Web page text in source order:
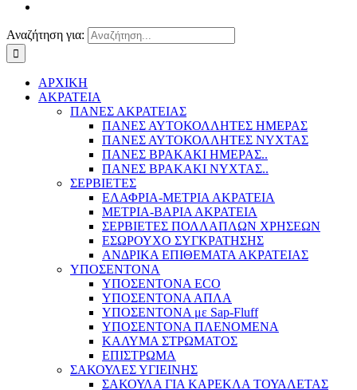
Αναζήτηση για:
ΑΡΧΙΚΗ
ΑΚΡΑΤΕΙΑ
ΠΑΝΕΣ ΑΚΡΑΤΕΙΑΣ
ΠΑΝΕΣ ΑΥΤΟΚΟΛΛΗΤΕΣ ΗΜΕΡΑΣ
ΠΑΝΕΣ ΑΥΤΟΚΟΛΛΗΤΕΣ ΝΥΧΤΑΣ
ΠΑΝΕΣ ΒΡΑΚΑΚΙ ΗΜΕΡΑΣ..
ΠΑΝΕΣ ΒΡΑΚΑΚΙ ΝΥΧΤΑΣ..
ΣΕΡΒΙΕΤΕΣ
ΕΛΑΦΡΙΑ-ΜΕΤΡΙΑ ΑΚΡΑΤΕΙΑ
ΜΕΤΡΙΑ-ΒΑΡΙΑ ΑΚΡΑΤΕΙΑ
ΣΕΡΒΙΕΤΕΣ ΠΟΛΛΑΠΛΩΝ ΧΡΗΣΕΩΝ
ΕΣΩΡΟΥΧΟ ΣΥΓΚΡΑΤΗΣΗΣ
ΑΝΔΡΙΚΑ ΕΠΙΘΕΜΑΤΑ ΑΚΡΑΤΕΙΑΣ
ΥΠΟΣΕΝΤΟΝΑ
ΥΠΟΣΕΝΤΟΝΑ ECO
ΥΠΟΣΕΝΤΟΝΑ ΑΠΛΑ
ΥΠΟΣΕΝΤΟΝΑ με Sap-Fluff
ΥΠΟΣΕΝΤΟΝΑ ΠΛΕΝΟΜΕΝΑ
ΚΑΛΥΜΑ ΣΤΡΩΜΑΤΟΣ
ΕΠΙΣΤΡΩΜΑ
ΣΑΚΟΥΛΕΣ ΥΓΙΕΙΝΗΣ
ΣΑΚΟΥΛΑ ΓΙΑ ΚΑΡΕΚΛΑ ΤΟΥΑΛΕΤΑΣ